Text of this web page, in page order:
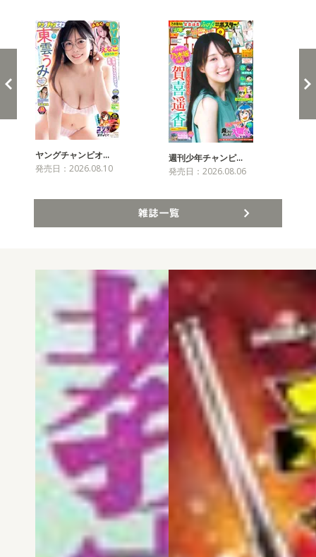
ヤングチャンピオ…
発売日：2026.08.10
週刊少年チャンピ…
発売日：2026.08.06